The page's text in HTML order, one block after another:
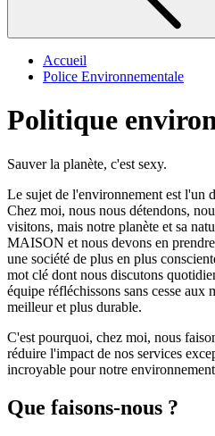
Accueil
Police Environnementale
Politique
Sauver la planète, c'est sexy.
Le sujet de l'environnement est l'un
Chez moi, nous nous détendons,
visitons, mais notre planète et sa
MAISON et nous devons en
une société de plus en plus
mot clé dont nous discutons
équipe réfléchissons sans cesse aux
meilleur et plus durable.
C'est pourquoi, chez moi, nous
réduire l'impact de nos services
incroyable pour notre
Que faisons-nous ?